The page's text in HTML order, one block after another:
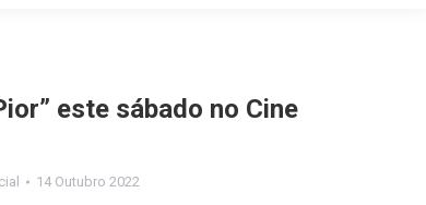
este sábado no Cine
14 Outubro 2022